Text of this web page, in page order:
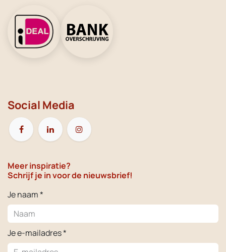
Social Media
Meer inspiratie?
Schrijf je in voor de nieuwsbrief!
Je naam *
Je e-mailadres *